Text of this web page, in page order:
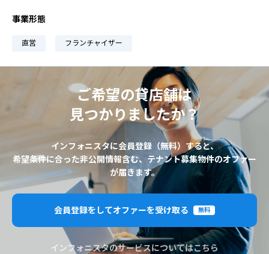
事業形態
直営 フランチャイザー
ご希望の貸店舗は
見つかりましたか？
インフォニスタに会員登録（無料）すると、
希望条件に合った非公開情報含む、テナント募集物件のオファー
が届きます。
会員登録をしてオファーを受け取る 無料
インフォニスタのサービスについてはこちら